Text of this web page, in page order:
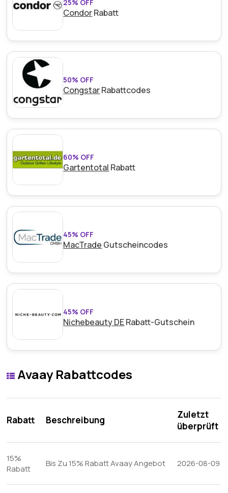
25% OFF
CondorRabatt
50% OFF
CongstarRabattcodes
60% OFF
Gartentotal Rabatt
45% OFF
MacTrade Gutscheincodes
45% OFF
Nichebeauty DERabatt-Gutschein
Avaay Rabattcodes
Rabatt Beschreibung
Zuletzt
überprüft
15%
Rabatt
Bis Zu 15% Rabatt Avaay Angebot 2026-08-09